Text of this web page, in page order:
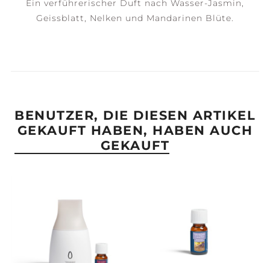
Ein verführerischer Duft nach Wasser-Jasmin,
Geissblatt, Nelken und Mandarinen Blüte.
BENUTZER, DIE DIESEN ARTIKEL
GEKAUFT HABEN, HABEN AUCH
GEKAUFT